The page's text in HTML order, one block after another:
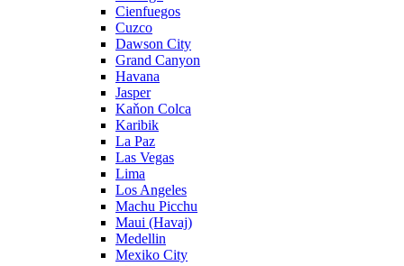
Cienfuegos
Cuzco
Dawson City
Grand Canyon
Havana
Jasper
Kaňon Colca
Karibik
La Paz
Las Vegas
Lima
Los Angeles
Machu Picchu
Maui (Havaj)
Medellin
Mexiko City